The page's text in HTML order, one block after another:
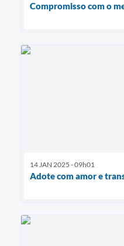
Compromisso com o
14 JAN 2025 - 09h01
Adote com amor e